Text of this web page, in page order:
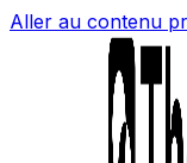
Aller au contenu